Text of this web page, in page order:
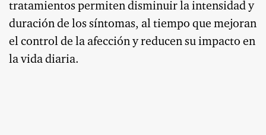
tratamientos permiten disminuir la intensidad y
duración de los síntomas, al tiempo que mejoran
el control de la afección y reducen su impacto en
la vida diaria.